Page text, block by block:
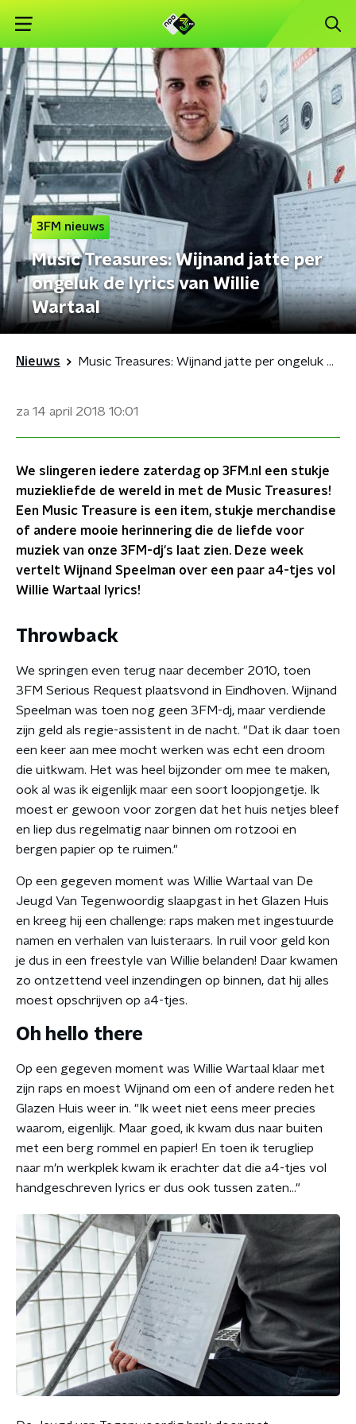
3FM nieuws
Music Treasures: Wijnand jatte per
ongeluk de lyrics van Willie
Wartaal
Nieuws Music Treasures: Wijnand jatte per ongeluk de lyrics van Willie Wartaal
za 14 april 2018 10:01
We slingeren iedere zaterdag op 3FM.nl een stukje
muziekliefde de wereld in met de Music Treasures!
Een Music Treasure is een item, stukje merchandise
of andere mooie herinnering die de liefde voor
muziek van onze 3FM-dj's laat zien. Deze week
vertelt Wijnand Speelman over een paar a4-tjes vol
Willie Wartaal lyrics!
Throwback
We springen even terug naar december 2010, toen
3FM Serious Request plaatsvond in Eindhoven. Wijnand
Speelman was toen nog geen 3FM-dj, maar verdiende
zijn geld als regie-assistent in de nacht. "Dat ik daar toen
een keer aan mee mocht werken was echt een droom
die uitkwam. Het was heel bijzonder om mee te maken,
ook al was ik eigenlijk maar een soort loopjongetje. Ik
moest er gewoon voor zorgen dat het huis netjes bleef
en liep dus regelmatig naar binnen om rotzooi en
bergen papier op te ruimen."
Op een gegeven moment was Willie Wartaal van De
Jeugd Van Tegenwoordig slaapgast in het Glazen Huis
en kreeg hij een challenge: raps maken met ingestuurde
namen en verhalen van luisteraars. In ruil voor geld kon
je dus in een freestyle van Willie belanden! Daar kwamen
zo ontzettend veel inzendingen op binnen, dat hij alles
moest opschrijven op a4-tjes.
Oh hello there
Op een gegeven moment was Willie Wartaal klaar met
zijn raps en moest Wijnand om een of andere reden het
Glazen Huis weer in. "Ik weet niet eens meer precies
waarom, eigenlijk. Maar goed, ik kwam dus naar buiten
met een berg rommel en papier! En toen ik terugliep
naar m'n werkplek kwam ik erachter dat die a4-tjes vol
handgeschreven lyrics er dus ook tussen zaten..."